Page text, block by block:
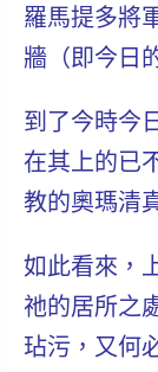
羅馬提多將
牆（即今日
到了今時今
在其上的已
教的奧瑪清
如此看來，
祂的居所之
玷污，又何